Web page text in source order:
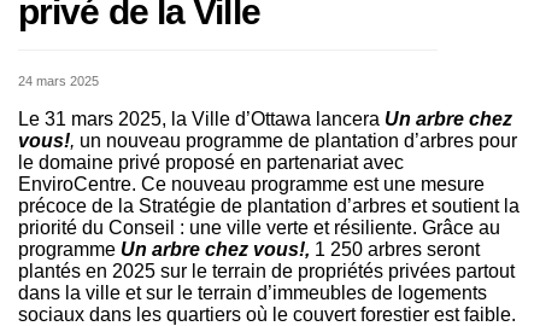
privé de la Ville
24 mars 2025
Le 31 mars 2025, la Ville d’Ottawa lancera Un arbre chez
vous!, un nouveau programme de plantation d’arbres pour
le domaine privé proposé en partenariat avec
EnviroCentre. Ce nouveau programme est une mesure
précoce de la Stratégie de plantation d’arbres et soutient la
priorité du Conseil : une ville verte et résiliente. Grâce au
programme Un arbre chez vous!, 1 250 arbres seront
plantés en 2025 sur le terrain de propriétés privées partout
dans la ville et sur le terrain d’immeubles de logements
sociaux dans les quartiers où le couvert forestier est faible.